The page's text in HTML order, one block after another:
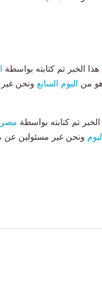
الخبر تم كتابته بواسطة
هو من
اليوم السابع ونحن
تم كتابته بواسطة مصر
ونحن غير مسئولين عن